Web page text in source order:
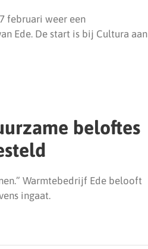
februari weer een
Ede. De start is bij Cultura aan
beloftes
Warmtebedrijf Ede belooft
ingaat.